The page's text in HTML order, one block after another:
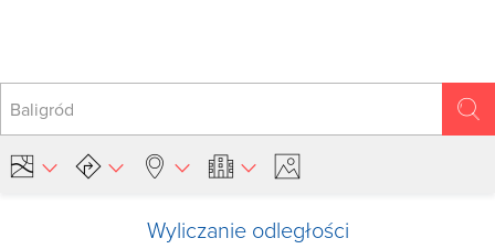
Wyliczanie odległości